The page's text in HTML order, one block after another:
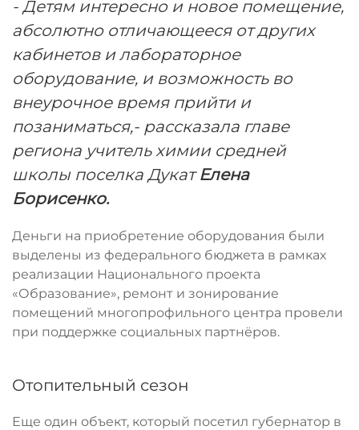
- Детям интересно и новое помещение,
абсолютно отличающееся от других
кабинетов и лабораторное
оборудование, и возможность во
внеурочное время прийти и
позаниматься,- рассказала главе
региона учитель химии средней
школы поселка ДукатЕлена
Борисенко.
Деньги на приобретение оборудования были
выделены из федерального бюджета в рамках
реализации Национального проекта
«Образование», ремонт и зонирование
помещений многопрофильного центра провели
при поддержке социальных партнёров.
Отопительный сезон
Еще один объект, который посетил губернатор в